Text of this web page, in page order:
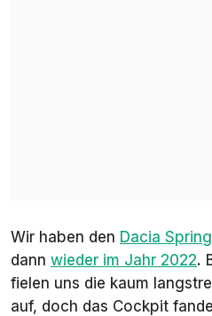
Wir haben den Dacia
dann wieder im Jahr 2022.
fielen uns die kaum
auf, doch das Cockpit